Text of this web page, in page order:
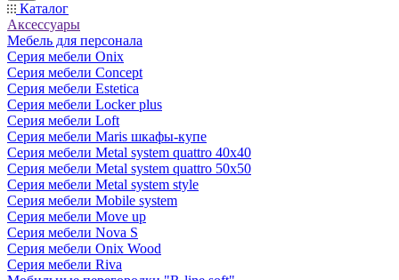
Каталог
Аксессуары
Мебель для персонала
Серия мебели Onix
Серия мебели Concept
Серия мебели Estetica
Серия мебели Locker plus
Серия мебели Loft
Серия мебели Maris шкафы-купе
Серия мебели Metal system quattro 40x40
Серия мебели Metal system quattro 50x50
Серия мебели Metal system style
Серия мебели Mobile system
Серия мебели Move up
Серия мебели Nova S
Серия мебели Onix Wood
Серия мебели Riva